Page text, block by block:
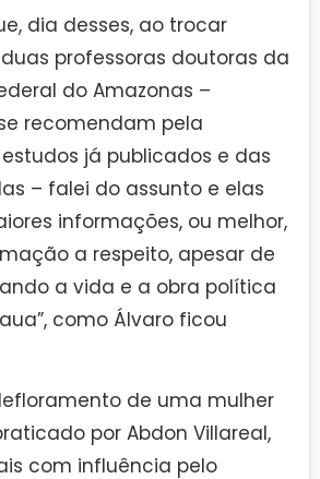
dia desses, ao trocar
professoras doutoras da
do Amazonas –
recomendam pela
já publicados e das
– falei do assunto e elas
informações, ou melhor,
a respeito, apesar de
a vida e a obra política
como Álvaro ficou
de uma mulher
por Abdon Villareal,
com influência pelo